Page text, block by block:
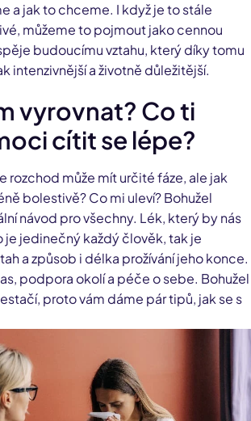
a jak to chceme. I když je to stále
můžeme to pojmout jako cennou
budoucímu vztahu, který díky tomu
intenzivnější a životně důležitější.
vyrovnat? Co ti
cítit se lépe?
rozchod může mít určité fáze, ale jak
bolestivě? Co mi uleví? Bohužel
návod pro všechny. Lék, který by nás
je jedinečný každý člověk, tak je
a způsob i délka prožívání jeho konce.
podpora okolí a péče o sebe. Bohužel
proto vám dáme pár tipů, jak se s